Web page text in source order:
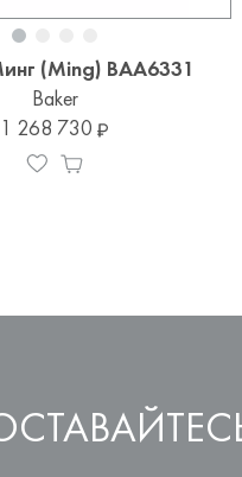
(Ming) BAA6331
Baker
1 268 730